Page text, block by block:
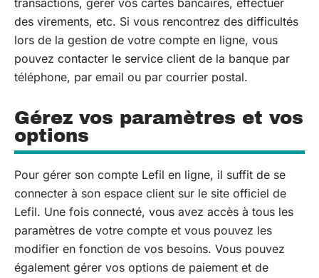
transactions, gérer vos cartes bancaires, effectuer
des virements, etc. Si vous rencontrez des difficultés
lors de la gestion de votre compte en ligne, vous
pouvez contacter le service client de la banque par
téléphone, par email ou par courrier postal.
Gérez vos paramètres et vos
options
Pour gérer son compte Lefil en ligne, il suffit de se
connecter à son espace client sur le site officiel de
Lefil. Une fois connecté, vous avez accès à tous les
paramètres de votre compte et vous pouvez les
modifier en fonction de vos besoins. Vous pouvez
également gérer vos options de paiement et de